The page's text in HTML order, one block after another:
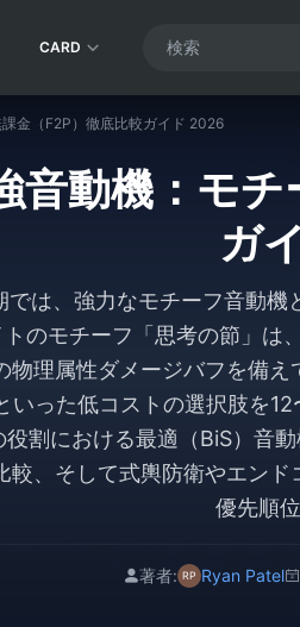
CARD
金（F2P）徹底比較ガイド 2026
音動機：モ
ガ
では、強力なモチーフ音動
トのモチーフ「思考の節」は
物理属性ダメージバフを備
いった低コストの選択肢を
役割における最適（BiS）音
較、そして式輿防衛やエン
優先順
著者: Ryan Patel